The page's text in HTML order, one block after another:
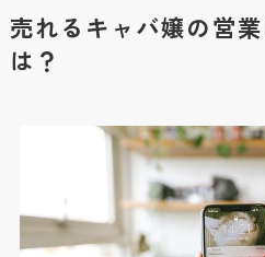
売れるキャバ嬢の営
は？